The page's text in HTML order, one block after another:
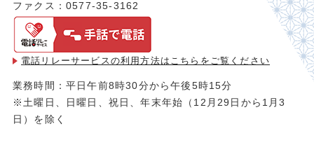
ファクス：0577-35-3162
電話リレーサービスの利用方法は こちらをご覧ください
業務時間：平日午前8時30分から午後5時15分
※土曜日、日曜日、祝日、年末年始（12月29日から1月3
日）を除く